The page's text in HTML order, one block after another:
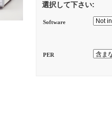
選択して下さい:
Software
PER